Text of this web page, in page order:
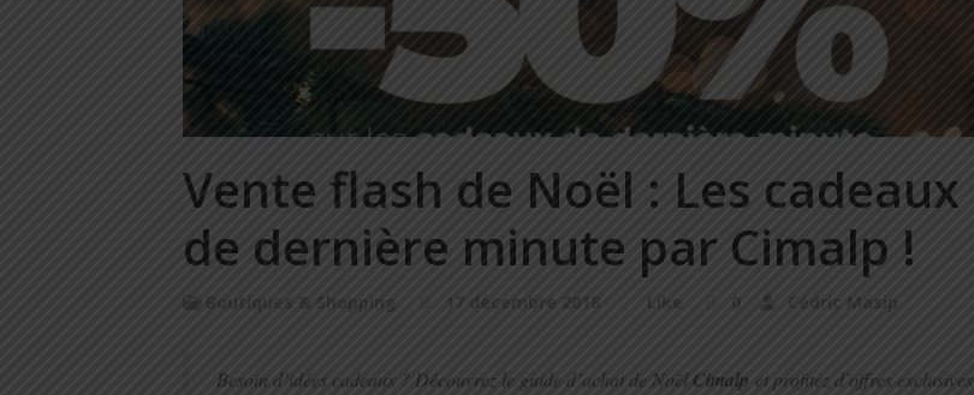
Vente flash de Noël : Les cadeaux
de dernière minute par Cimalp !
Boutiques & Shopping 17 décembre 2018 Like 0 Cédric Masip
Besoin d’idées cadeaux ?Découvrez le guide d’achat de NoëlCimalp et profitez d’offres exclusives